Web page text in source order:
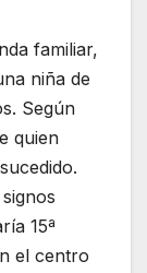
familiar,
niña de
Según
quien
15ª
el centro